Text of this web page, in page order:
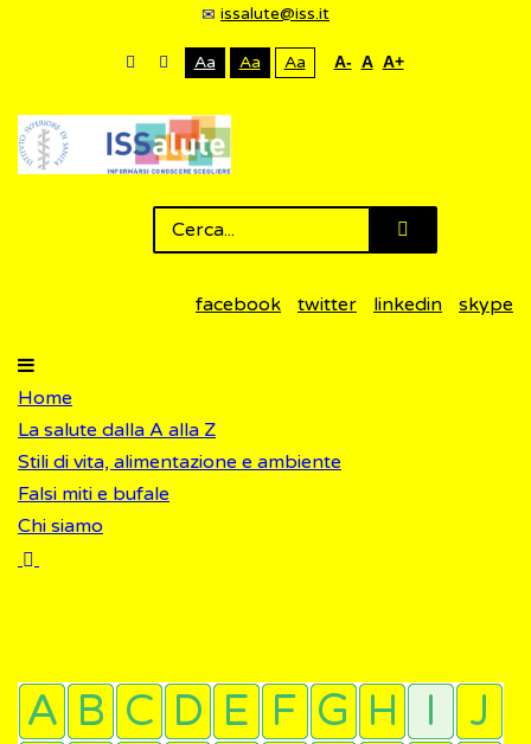
issalute@iss.it
Aa Aa Aa A- A A+
facebook twitter linkedin skype
Home
La salute dalla A alla Z
Stili di vita, alimentazione e ambiente
Falsi miti e bufale
Chi siamo